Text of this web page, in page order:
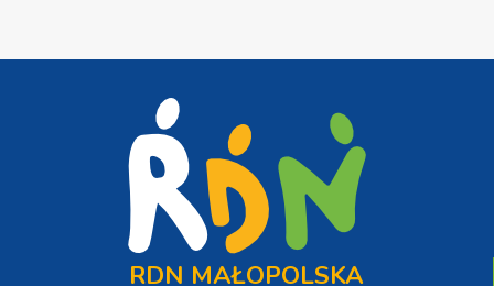
RDN MAŁOPOLSKA